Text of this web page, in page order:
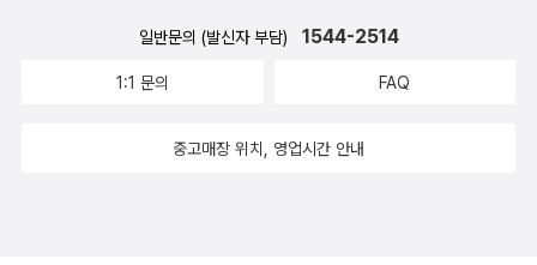
이다. 공허한 이론이 아니면서도 진실과 공감을 불러 일으키는 책들
이 대부분이다. <가라 앉은 자와 구조된 자>는 아직 읽지 못했지만,
란 무엇인가>는 노무현 대통령의 마음을 읽어주는 책이다. 특히 유시
일반문의 (발신자 부담) 1544-2514
1:1 문의 FAQ
중고매장 위치, 영업시간 안내